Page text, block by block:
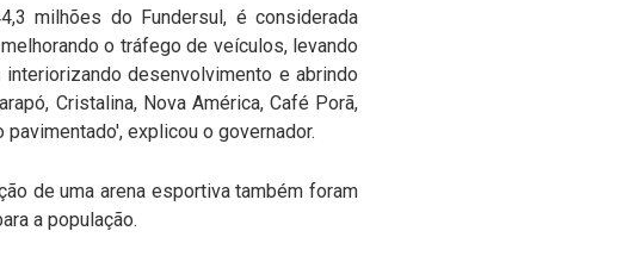
milhões do Fundersul, é considerada
o tráfego de veículos, levando
desenvolvimento e abrindo
Cristalina, Nova América, Café Porã,
explicou o governador.
de uma arena esportiva também foram
a população.